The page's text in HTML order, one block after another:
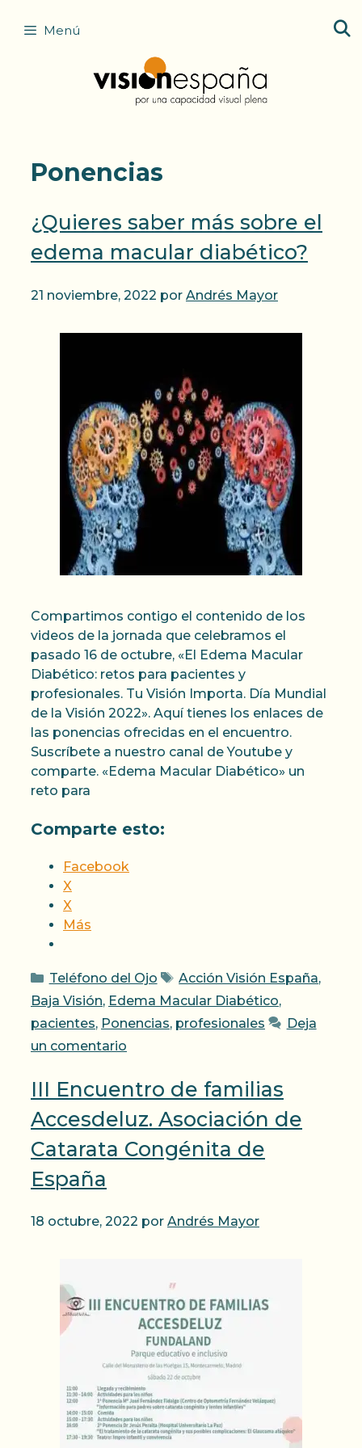
Menú
Ponencias
¿Quieres saber más sobre el
edema macular diabético?
21 noviembre, 2022 por Andrés Mayor
Compartimos contigo el contenido de los
videos de la jornada que celebramos el
pasado 16 de octubre, «El Edema Macular
Diabético: retos para pacientes y
profesionales. Tu Visión Importa. Día Mundial
de la Visión 2022». Aquí tienes los enlaces de
las ponencias ofrecidas en el encuentro.
Suscríbete a nuestro canal de Youtube y
comparte. «Edema Macular Diabético» un
reto para
Comparte esto:
Facebook
X
X
Más
Categorías
Teléfono del Ojo Etiquetas
Acción Visión España,
Baja Visión, Edema Macular Diabético,
pacientes, Ponencias, profesionales
Deja
un comentario
III Encuentro de familias
Accesdeluz. Asociación de
Catarata Congénita de
España
18 octubre, 2022 por Andrés Mayor